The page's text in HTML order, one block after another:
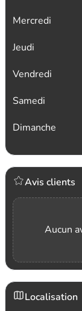
Mercredi
Jeudi
Vendredi
Samedi
Dimanche
Avis clients
Aucun
Localisation